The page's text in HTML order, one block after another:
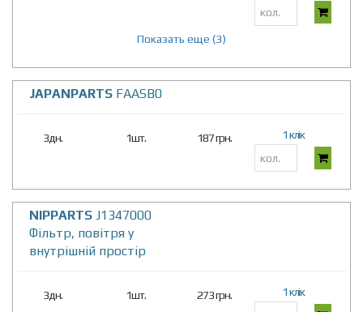
Показать еще (3)
JAPANPARTS FAASB0
3дн. 1шт. 187 грн. 1 клік
NIPPARTS J1347000
Фільтр, повітря у
внутрішній простір
3дн. 1шт. 273 грн. 1 клік